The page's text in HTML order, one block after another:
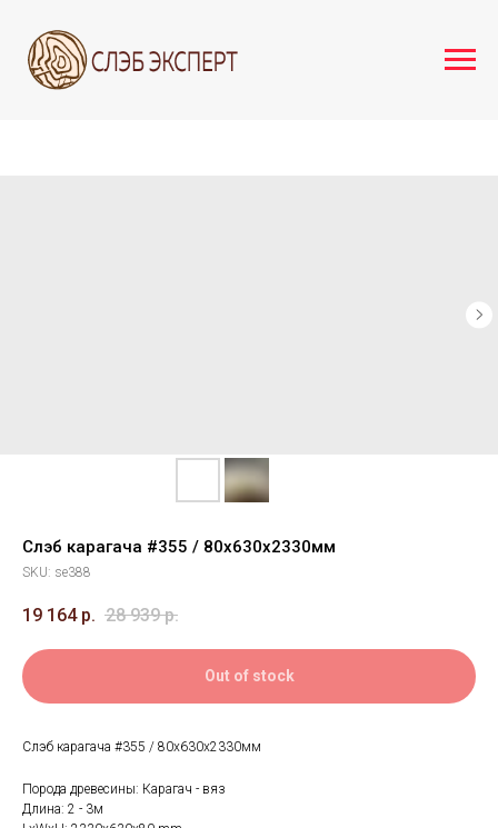
Слэб карагача #355 / 80х630х2330мм
SKU: se388
19 164 р. 28 939 р.
Out of stock
Слэб карагача #355 / 80х630х2330мм
Порода древесины: Карагач - вяз
Длина: 2 - 3м